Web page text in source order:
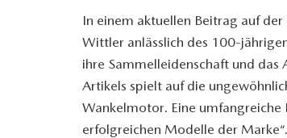
In einem aktuellen Beitrag auf
Wittler anlässlich des 100-
ihre Sammelleidenschaft und das
Artikels spielt auf die
Wankelmotor. Eine umfangreiche
erfolgreichen Modelle der Marke“.